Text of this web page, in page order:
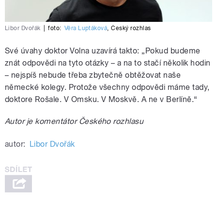
Libor Dvořák foto: Věra Luptáková,Český rozhlas
Své úvahy doktor Volna uzavírá takto: „Pokud budeme
znát odpovědi na tyto otázky – a na to stačí několik hodin
– nejspíš nebude třeba zbytečně obtěžovat naše
německé kolegy. Protože všechny odpovědi máme tady,
doktore Rošale. V Omsku. V Moskvě. A ne v Berlíně.“
Autor je komentátor Českého rozhlasu
autor: Libor Dvořák